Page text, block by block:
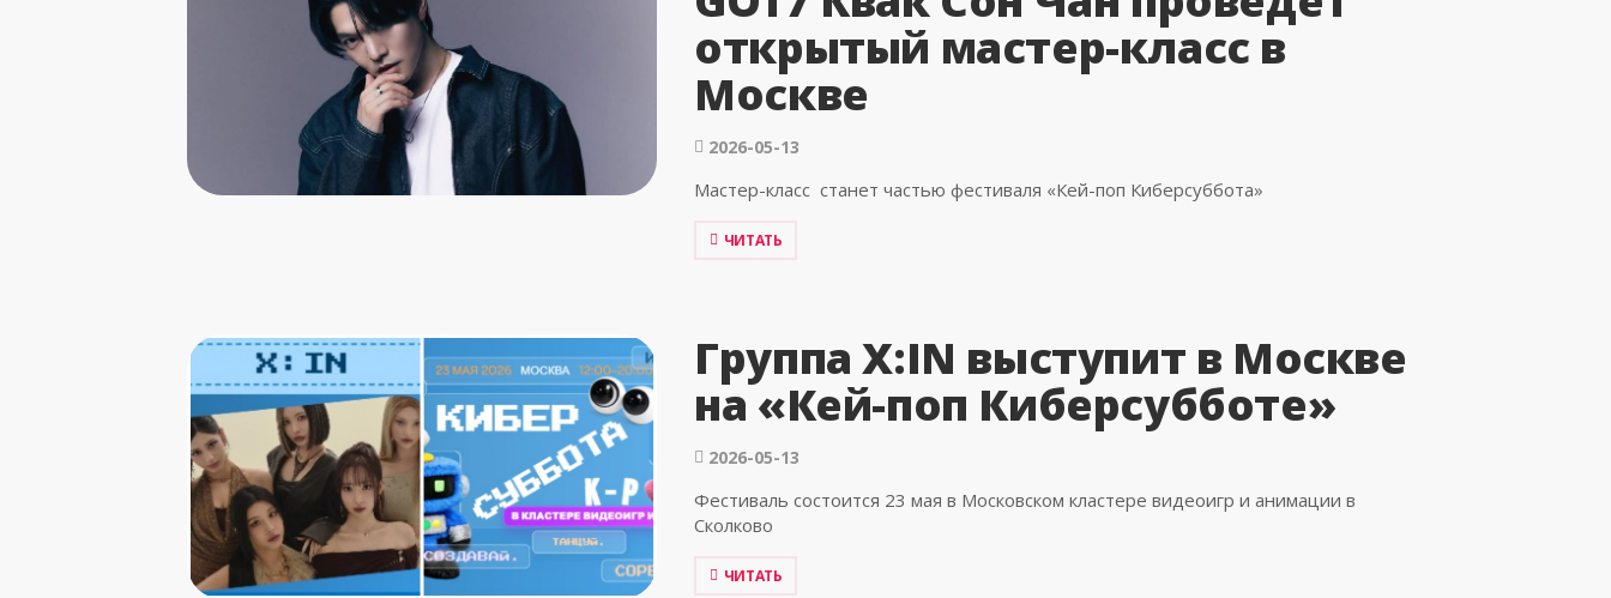
открытый мастер-класс в
Москве
2026-05-13
Мастер-класс станет частью фестиваля «Кей-поп Киберсуббота»
ЧИТАТЬ
Группа X:IN выступит в Москве
на «Кей-поп Киберсубботе»
2026-05-13
Фестиваль состоится 23 мая в Московском кластере видеоигр и анимации в
Сколково
ЧИТАТЬ